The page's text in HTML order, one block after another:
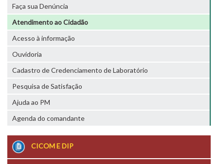
Faça sua Denúncia
Atendimento ao Cidadão
Acesso à informação
Ouvidoria
Cadastro de Credenciamento de Laboratório
Pesquisa de Satisfação
Ajuda ao PM
Agenda do comandante
CICOM E DIP